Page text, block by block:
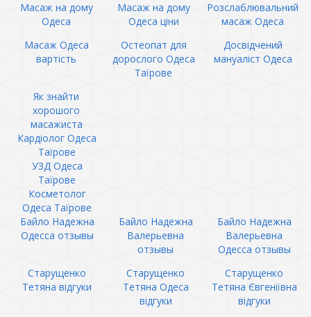
Масаж на дому
Одеса
Масаж на дому
Одеса ціни
Розслаблювальний
масаж Одеса
Масаж Одеса
вартість
Остеопат для
дорослого Одеса
Таїрове
Досвідчений
мануаліст Одеса
Як знайти
хорошого
масажиста
Кардіолог Одеса
Таїрове
УЗД Одеса
Таїрове
Косметолог
Одеса Таїрове
Байло Надежна
Одесса отзывы
Байло Надежна
Валерьевна
отзывы
Байло Надежна
Валерьевна
Одесса отзывы
Старущенко
Тетяна відгуки
Старущенко
Тетяна Одеса
відгуки
Старущенко
Тетяна Євгеніївна
відгуки